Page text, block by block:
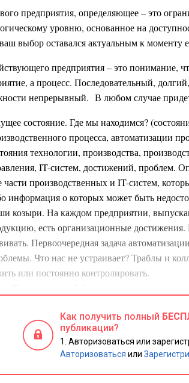
предприятия, определяющее – это
уровню, основанное на
выбор оставался актуальным к моменту
предприятия – это понимание,
а процесс. Последовательный,
непрерывный. В любом случае
состояние. Где мы находимся?
процесса, автоматизации
технологии, производства,
IT-систем, достижений, проблем.
части производственных и IT-систем,
информация о которых может быть
козыри. На каждом предприятии,
есть организационные
Первоочередная задача
Что нас не устраивает? Траблы и
или постоянно контролировать.
Куда мы хотим? Автоматизация –
внедрения. Описать
или бинарно – выполнено/не
карту. Как попадем куда надо?
перечнем действий (road map) – кто,
что сделано именно то, что нам
Как получить полный
публикации?
Авторизоваться или
Авторизоваться или